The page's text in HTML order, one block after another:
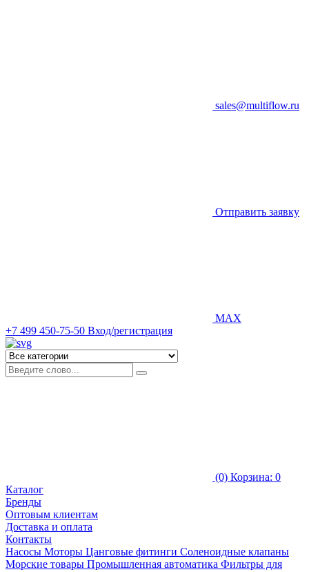
sales@multiflow.ru
Отправить заявку
MAX
+7 499 450-75-50 Вход/регистрация
(0) Корзина: 0
Каталог
Бренды
Оптовым клиентам
Доставка и оплата
Контакты
Насосы Моторы Цанговые фитинги Соленоидные клапаны
Морские товары Промышленная автоматика Фильтры для